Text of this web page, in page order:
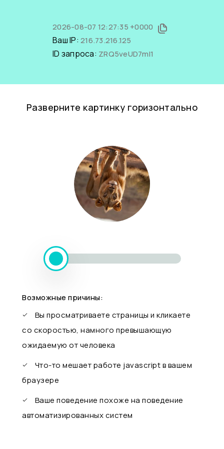
2026-08-07 12:27:35 +0000
Ваш IP: 216.73.216.125
ID запроса: ZRQ5veUD7mI1
Разверните картинку горизонтально
Возможные причины:
Вы просматриваете страницы и кликаете
со скоростью, намного превышающую
ожидаемую от человека
Что-то мешает работе javascript в вашем
браузере
Ваше поведение похоже на поведение
автоматизированных систем